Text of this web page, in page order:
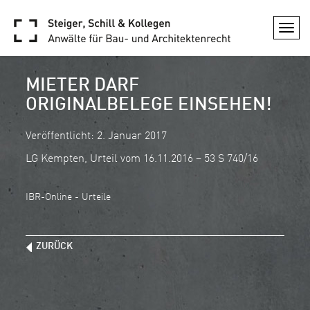
MIETER DARF
ORIGINALBELEGE EINSEHEN!
Veröffentlicht: 2. Januar 2017
LG Kempten, Urteil vom 16.11.2016 – 53 S 740/16
IBR-Online - Urteile
ZURÜCK